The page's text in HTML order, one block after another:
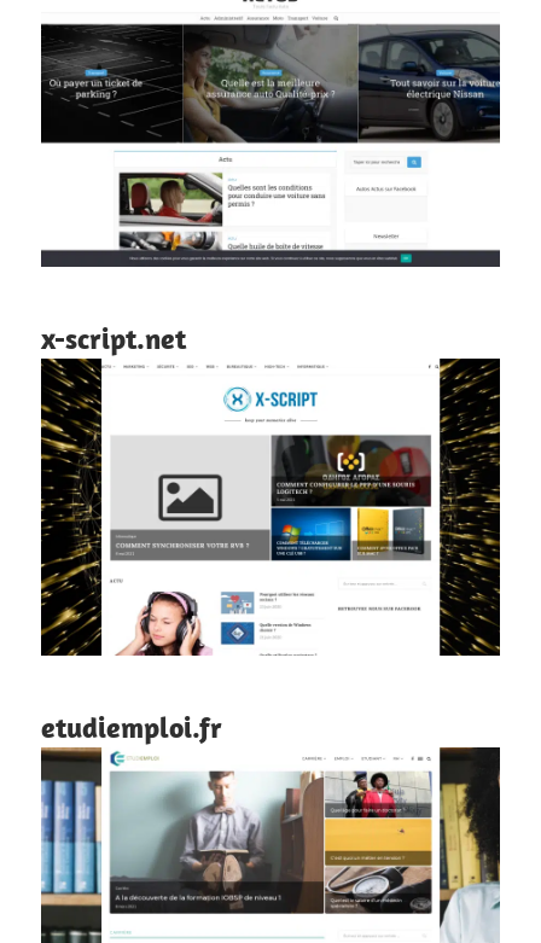
x-script.net
etudiemploi.fr